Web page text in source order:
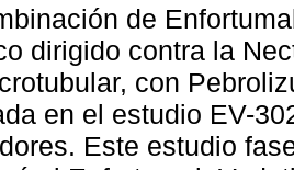
de
dirigido contra la
con
en el estudio EV-
Este estudio